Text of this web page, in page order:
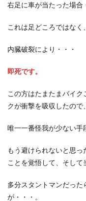
右足に車が当たった場合
これは足どころではなく
内臓破裂により・・・
即死です。
この方はたまたまバイ
クが衝撃を吸収したので
唯一一番怪我が少ない手
もう避けられないと思
ことを覚悟して、そして
多分スタントマンだっ
が・・・。